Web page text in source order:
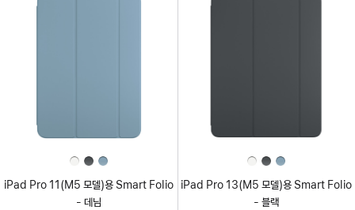
iPad Pro 11(M5 모델)용 Smart Folio
- 데님
iPad Pro 13(M5 모델)용 Smart Folio
- 블랙